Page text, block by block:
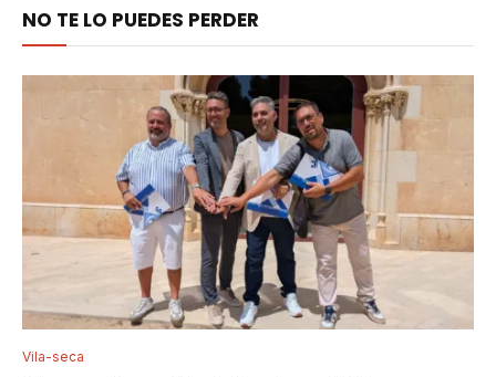
NO TE LO PUEDES PERDER
Vila-seca